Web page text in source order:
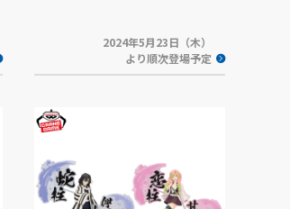
2024年5月23日（木）
より順次登場予定